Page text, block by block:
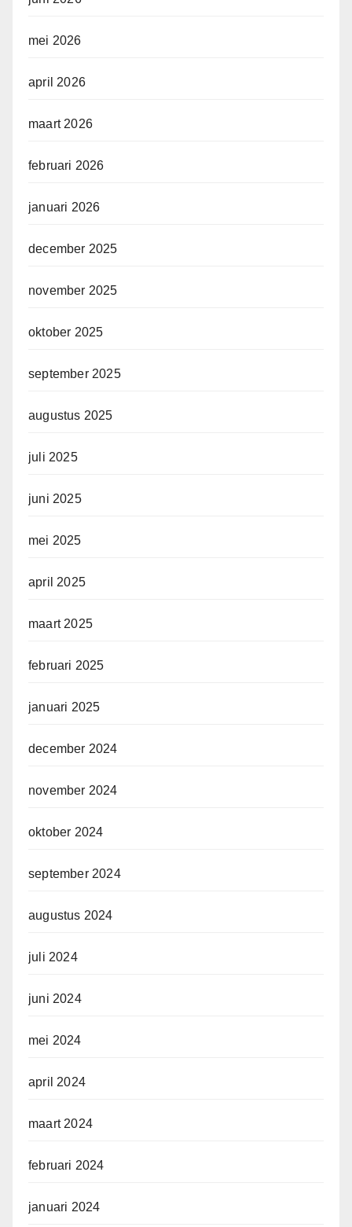
mei 2026
april 2026
maart 2026
februari 2026
januari 2026
december 2025
november 2025
oktober 2025
september 2025
augustus 2025
juli 2025
juni 2025
mei 2025
april 2025
maart 2025
februari 2025
januari 2025
december 2024
november 2024
oktober 2024
september 2024
augustus 2024
juli 2024
juni 2024
mei 2024
april 2024
maart 2024
februari 2024
januari 2024